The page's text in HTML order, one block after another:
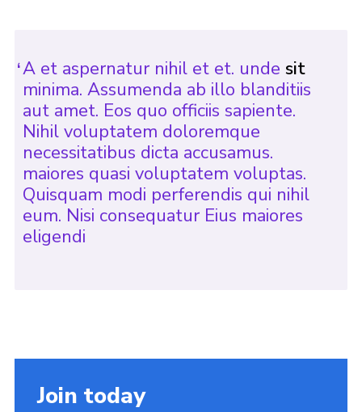
A et aspernatur nihil et et. unde sit
minima. Assumenda ab illo blanditiis
aut amet. Eos quo officiis sapiente.
Nihil voluptatem doloremque
necessitatibus dicta accusamus.
maiores quasi voluptatem voluptas.
Quisquam modi perferendis qui nihil
eum. Nisi consequatur Eius maiores
eligendi
Join today